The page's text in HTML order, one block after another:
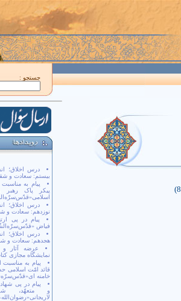
جستجو :
درس اخلاق؛
بیستم: سعادت و
پیام به
پیکر پاک
درس اخلاق؛
نوزدهم: سعادت و
پیام در پی
فیاض
درس اخلاق؛
هجدهم: سعادت و
عرضه آثار و
نمایشگاه مجازی
پیام به
قائد امّت اسلامی
خامنه
پیام در پی
و متعهّد،